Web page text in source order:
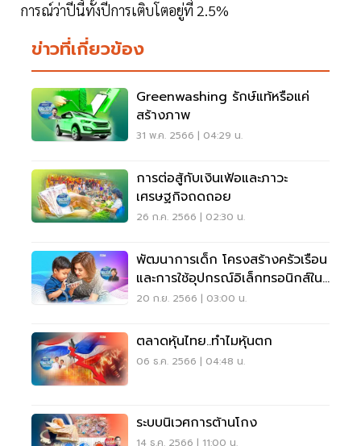
การณ์ว่าปีนี้ทั้งปีการเติบโตอยู่ที่ 2.5%
ข่าวที่เกี่ยวข้อง
Greenwashing รักษ์แท้หรือแค่
สร้างภาพ
31 พ.ค. 2566 | 04:29 น.
การต่อสู้กับเงินเฟ้อและภาวะ
เศรษฐกิจถดถอย
26 ก.ค. 2566 | 02:30 น.
พัฒนาการเด็ก โครงสร้างครัวเรือน
และการใช้อุปกรณ์อิเล็กทรอนิกส์ใน
ไทย
20 ก.ย. 2566 | 03:00 น.
ตลาดหุ้นไทย..ทำไมหุ้นตก
06 ธ.ค. 2566 | 04:48 น.
ระบบนิเวศการต้านโกง
14 ธ.ค. 2566 | 11:00 น.